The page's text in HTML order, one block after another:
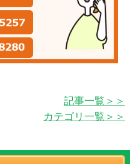
記事一覧＞＞
カテゴリ一覧＞＞